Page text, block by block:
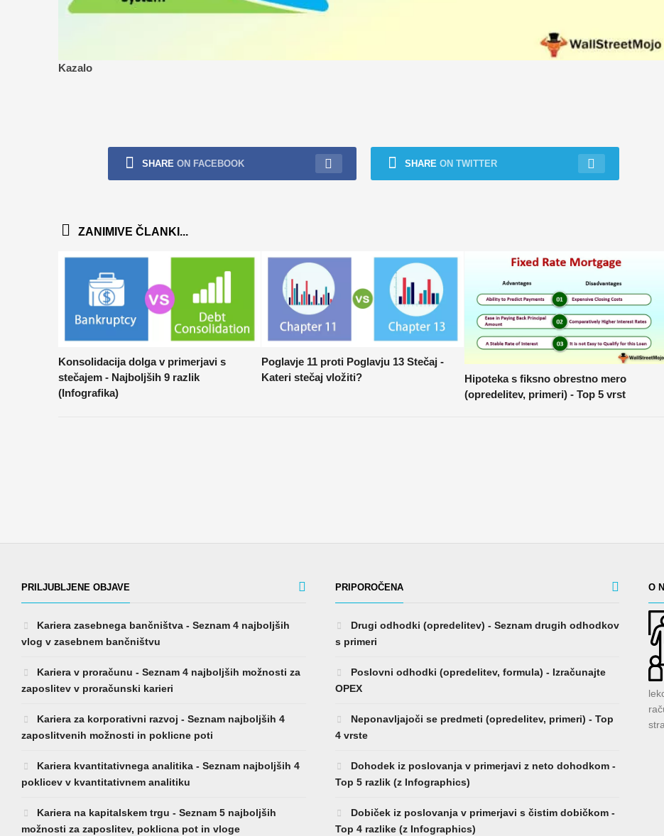
Kazalo
SHARE ON FACEBOOK SHARE ON TWITTER
ZANIMIVE ČLANKI...
Konsolidacija dolga v primerjavi s
stečajem - Najboljših 9 razlik
(Infografika)
Poglavje 11 proti Poglavju 13 Stečaj -
Kateri stečaj vložiti?
Hipoteka s fiksno obrestno mero
(opredelitev, primeri) - Top 5 vrst
PRILJUBLJENE OBJAVE
Kariera zasebnega bančništva - Seznam 4 najboljših
vlog v zasebnem bančništvu
Kariera v proračunu - Seznam 4 najboljših možnosti za
zaposlitev v proračunski karieri
Kariera za korporativni razvoj - Seznam najboljših 4
zaposlitvenih možnosti in poklicne poti
Kariera kvantitativnega analitika - Seznam najboljših 4
poklicev v kvantitativnem analitiku
Kariera na kapitalskem trgu - Seznam 5 najboljših
možnosti za zaposlitev, poklicna pot in vloge
PRIPOROČENA
Drugi odhodki (opredelitev) - Seznam drugih odhodkov
s primeri
Poslovni odhodki (opredelitev, formula) - Izračunajte
OPEX
Neponavljajoči se predmeti (opredelitev, primeri) - Top
4 vrste
Dohodek iz poslovanja v primerjavi z neto dohodkom -
Top 5 razlik (z Infographics)
Dobiček iz poslovanja v primerjavi s čistim dobičkom -
Top 4 razlike (z Infographics)
O